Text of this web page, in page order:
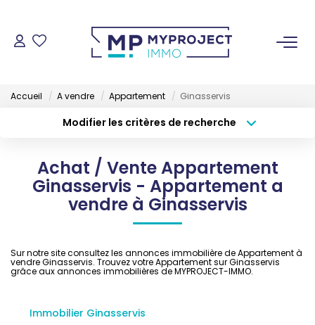
ESTIMER
Qui Sommes-Nous
Accueil A vendre Appartement Ginasservis
Modifier les critères de recherche
Sélectionnez...
Type de bien
Surface min
Créer une alerte
Achat / Vente Appartement
Ginasservis - Appartement a
vendre à Ginasservis
Sur notre site consultez les annonces immobilière de Appartement à
vendre Ginasservis. Trouvez votre Appartement sur Ginasservis
grâce aux annonces immobilières de MYPROJECT-IMMO.
Immobilier Ginasservis